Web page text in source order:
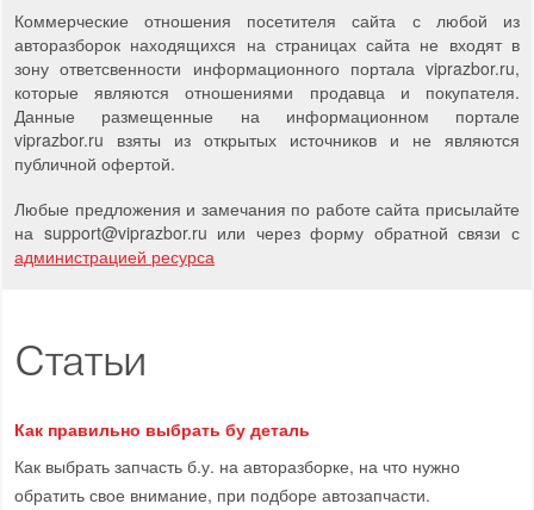
Коммерческие отношения посетителя сайта с любой из
авторазборок находящихся на страницах сайта не входят в
зону ответсвенности информационного портала viprazbor.ru,
которые являются отношениями продавца и покупателя.
Данные размещенные на информационном портале
viprazbor.ru взяты из открытых источников и не являются
публичной офертой.
Любые предложения и замечания по работе сайта присылайте
на support@viprazbor.ru или через форму обратной связи с
администрацией ресурса
Статьи
Как правильно выбрать бу деталь
Как выбрать запчасть б.у. на авторазборке, на что нужно
обратить свое внимание, при подборе автозапчасти.